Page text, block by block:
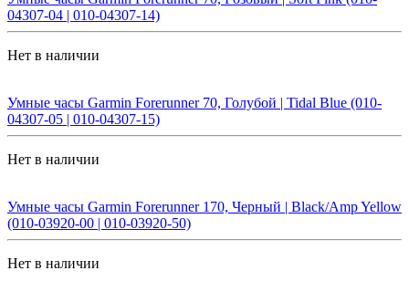
04307-04 | 010-04307-14)
Нет в наличии
Умные часы Garmin Forerunner 70, Голубой | Tidal Blue (010-
04307-05 | 010-04307-15)
Нет в наличии
Умные часы Garmin Forerunner 170, Черный | Black/Amp Yellow
(010-03920-00 | 010-03920-50)
Нет в наличии